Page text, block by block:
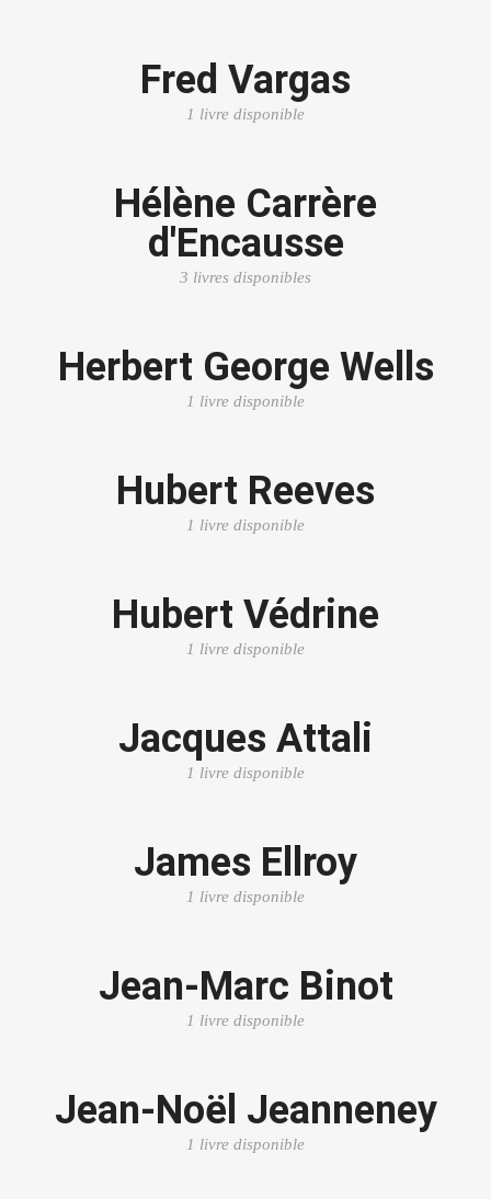
Fred Vargas
1 livre disponible
Hélène Carrère
d'Encausse
3 livres disponibles
Herbert George Wells
1 livre disponible
Hubert Reeves
1 livre disponible
Hubert Védrine
1 livre disponible
Jacques Attali
1 livre disponible
James Ellroy
1 livre disponible
Jean-Marc Binot
1 livre disponible
Jean-Noël Jeanneney
1 livre disponible